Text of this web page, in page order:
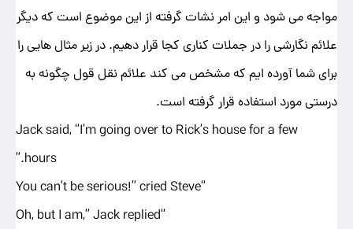
مواجه می شود و این امر نشات گرفته از این موضوع است که دیگر
علائم نگارشی را در جملات کناری کجا قرار دهیم. در زیر مثال هایی را
برای شما آورده ایم که مشخص می کند علائم نقل قول چگونه به
درستی مورد استفاده قرار گرفته است.
Jack said, “I’m going over to Rick’s house for a few
hours.”
“You can’t be serious!” cried Steve
“Oh, but I am,” Jack replied